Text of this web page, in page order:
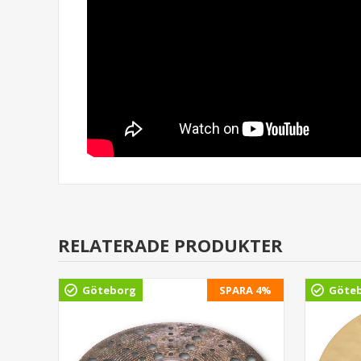
RELATERADE PRODUKTER
SPARA 4%
Göteborg